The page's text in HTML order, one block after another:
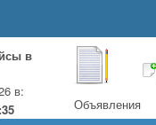
в
в:
Объявления